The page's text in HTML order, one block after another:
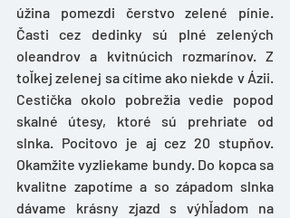
úžina pomezdi čerstvo zelené pínie.
Časti cez dedinky sú plné zelených
oleandrov a kvitnúcich rozmarínov. Z
toľkej zelenej sa cítime ako niekde v Ázii.
Cestička okolo pobrežia vedie popod
skalné útesy, ktoré sú prehriate od
slnka. Pocitovo je aj cez 20 stupňov.
Okamžite vyzliekame bundy. Do kopca sa
kvalitne zapotíme a so západom slnka
dávame krásny zjazd s výhľadom na